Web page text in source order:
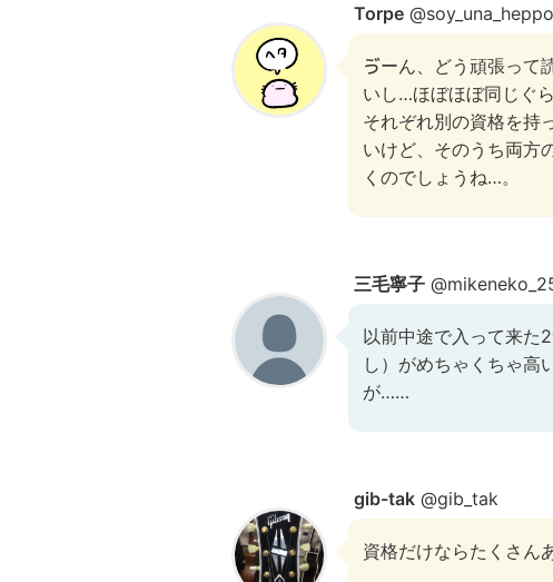
Torpe
ゔーん、どう頑張って
いし…ほぼほぼ同じぐ
それぞれ別の資格を持
いけど、そのうち両方
くのでしょうね…。
三毛寧子
以前中途で入って来た
し）がめちゃくちゃ高
が……
gib-tak @gib_tak
資格だけならたくさん